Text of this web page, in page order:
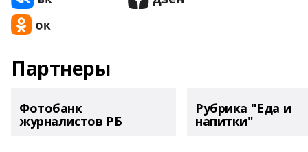
Партнеры
Фотобанк
журналистов РБ
Рубрика "Еда и
напитки"